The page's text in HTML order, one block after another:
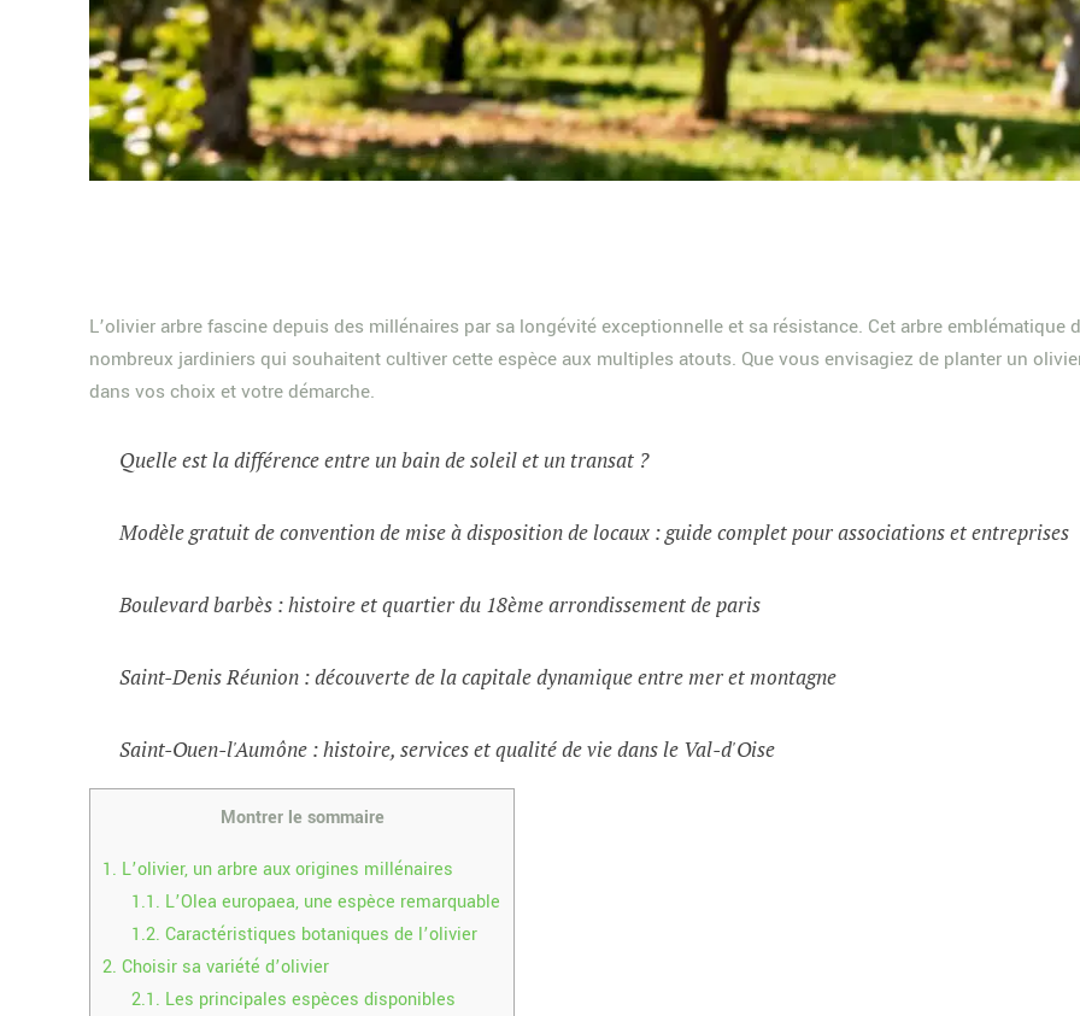
L’olivier arbre fascine depuis des millénaires par sa longévité exceptionnelle et sa résistance. Cet arbre
nombreux jardiniers qui souhaitent cultiver cette espèce aux multiples atouts. Que vous envisagiez de planter un
dans vos choix et votre démarche.
Quelle est la différence entre un bain de soleil et un transat ?
Modèle gratuit de convention de mise à disposition de locaux : guide complet pour associations et entreprises
Boulevard barbès : histoire et quartier du 18ème arrondissement de paris
Saint-Denis Réunion : découverte de la capitale dynamique entre mer et montagne
Saint-Ouen-l'Aumône : histoire, services et qualité de vie dans le Val-d'Oise
Montrer le sommaire
1. L’olivier, un arbre aux origines millénaires
1.1. L’Olea europaea, une espèce remarquable
1.2. Caractéristiques botaniques de l’olivier
2. Choisir sa variété d’olivier
2.1. Les principales espèces disponibles